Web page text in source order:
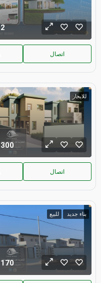
2
اتصال
للايجار
300
اتصال
بناء جديد للبيع
170